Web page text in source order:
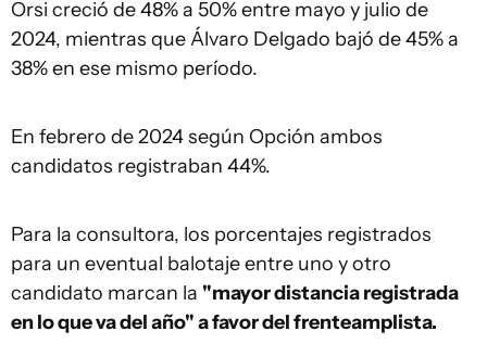
Orsi creció de 48% a 50% entre mayo y julio de
2024, mientras que Álvaro Delgado bajó de 45% a
38% en ese mismo período.
En febrero de 2024 según Opción ambos
candidatos registraban 44%.
Para la consultora, los porcentajes registrados
para un eventual balotaje entre uno y otro
candidato marcan la "mayor distancia registrada
en lo que va del año" a favor del frenteamplista.